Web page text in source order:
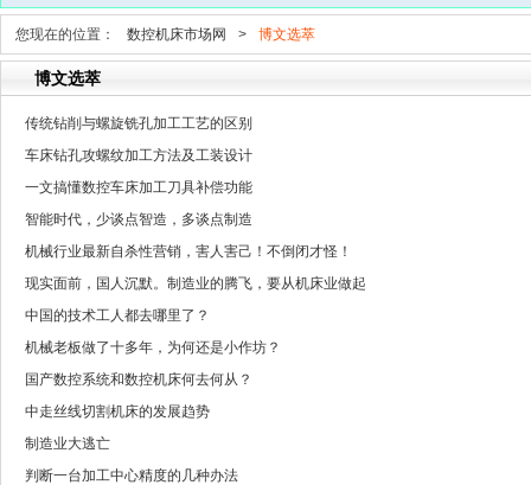
您现在的位置： 数控机床市场网 > 博文选萃
博文选萃
传统钻削与螺旋铣孔加工工艺的区别
车床钻孔攻螺纹加工方法及工装设计
一文搞懂数控车床加工刀具补偿功能
智能时代，少谈点智造，多谈点制造
机械行业最新自杀性营销，害人害己！不倒闭才怪！
现实面前，国人沉默。制造业的腾飞，要从机床业做起
中国的技术工人都去哪里了？
机械老板做了十多年，为何还是小作坊？
国产数控系统和数控机床何去何从？
中走丝线切割机床的发展趋势
制造业大逃亡
判断一台加工中心精度的几种办法